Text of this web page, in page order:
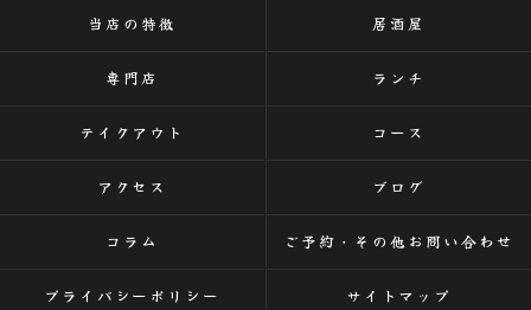
当店の特徴 居酒屋
専門店 ランチ
テイクアウト コース
アクセス ブログ
コラム ご予約・その他お問い合わせ
プライバシーポリシー サイトマップ